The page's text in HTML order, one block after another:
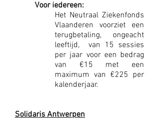
Voor iedereen:
Het Neutraal Ziekenfonds
Vlaanderen voorziet een
terugbetaling, ongeacht
leeftijd, van 15 sessies
per jaar voor een bedrag
van €15 met een
maximum van €225 per
kalenderjaar.
Solidaris Antwerpen